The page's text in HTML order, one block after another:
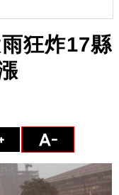
狂炸17縣